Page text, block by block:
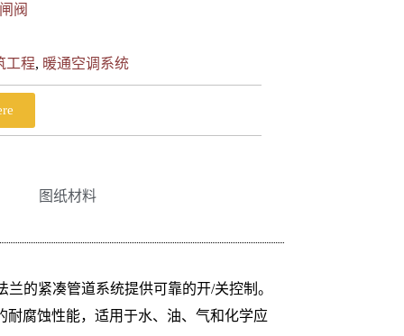
阀
工程, 暖通空调系统
图纸材料
的紧凑管道系统提供可靠的开/关控制。
耐腐蚀性能，适用于水、油、气和化学应